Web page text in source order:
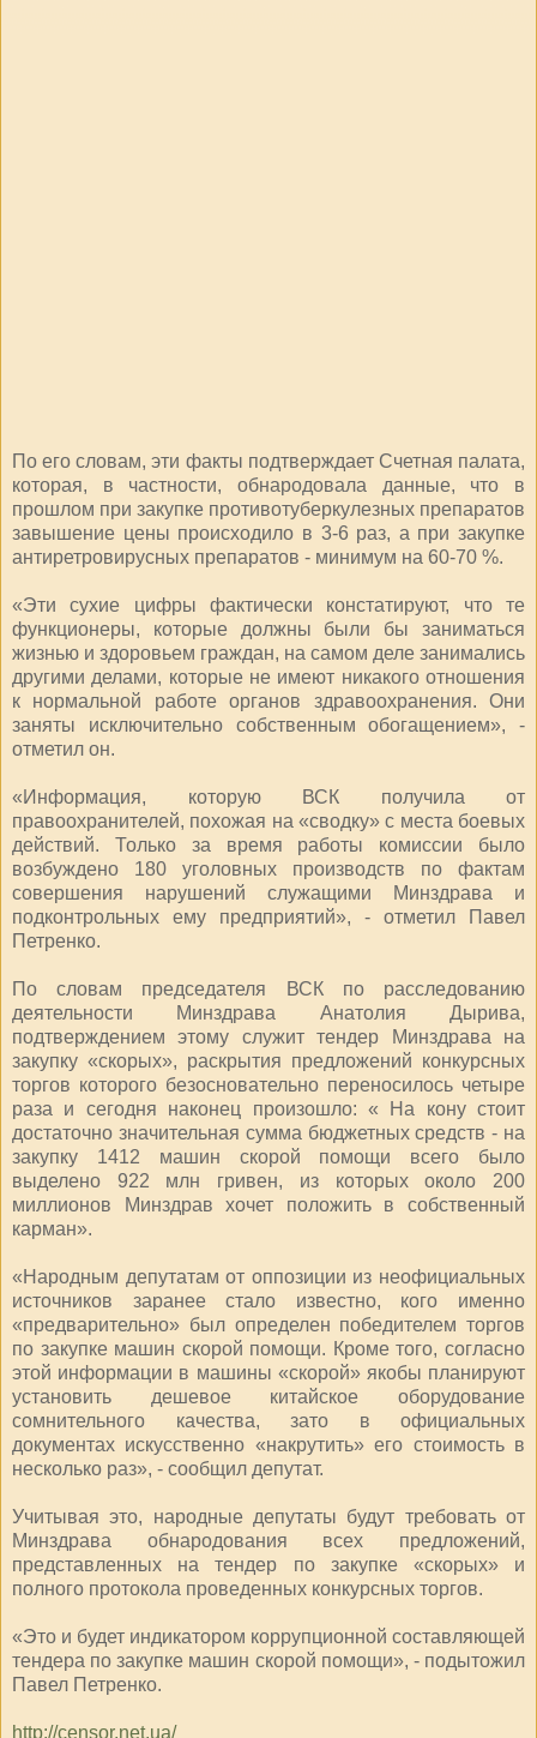
По его словам, эти факты подтверждает Счетная палата,
которая, в частности, обнародовала данные, что в
прошлом при закупке противотуберкулезных препаратов
завышение цены происходило в 3-6 раз, а при закупке
антиретровирусных препаратов - минимум на 60-70 %.
«Эти сухие цифры фактически констатируют, что те
функционеры, которые должны были бы заниматься
жизнью и здоровьем граждан, на самом деле занимались
другими делами, которые не имеют никакого отношения
к нормальной работе органов здравоохранения. Они
заняты исключительно собственным обогащением», -
отметил он.
«Информация, которую ВСК получила от
правоохранителей, похожая на «сводку» с места боевых
действий. Только за время работы комиссии было
возбуждено 180 уголовных производств по фактам
совершения нарушений служащими Минздрава и
подконтрольных ему предприятий», - отметил Павел
Петренко.
По словам председателя ВСК по расследованию
деятельности Минздрава Анатолия Дырива,
подтверждением этому служит тендер Минздрава на
закупку «скорых», раскрытия предложений конкурсных
торгов которого безосновательно переносилось четыре
раза и сегодня наконец произошло: « На кону стоит
достаточно значительная сумма бюджетных средств - на
закупку 1412 машин скорой помощи всего было
выделено 922 млн гривен, из которых около 200
миллионов Минздрав хочет положить в собственный
карман».
«Народным депутатам от оппозиции из неофициальных
источников заранее стало известно, кого именно
«предварительно» был определен победителем торгов
по закупке машин скорой помощи. Кроме того, согласно
этой информации в машины «скорой» якобы планируют
установить дешевое китайское оборудование
сомнительного качества, зато в официальных
документах искусственно «накрутить» его стоимость в
несколько раз», - сообщил депутат.
Учитывая это, народные депутаты будут требовать от
Минздрава обнародования всех предложений,
представленных на тендер по закупке «скорых» и
полного протокола проведенных конкурсных торгов.
«Это и будет индикатором коррупционной составляющей
тендера по закупке машин скорой помощи», - подытожил
Павел Петренко.
http://censor.net.ua/